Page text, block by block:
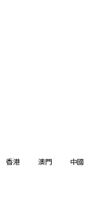
香港 澳門 中國